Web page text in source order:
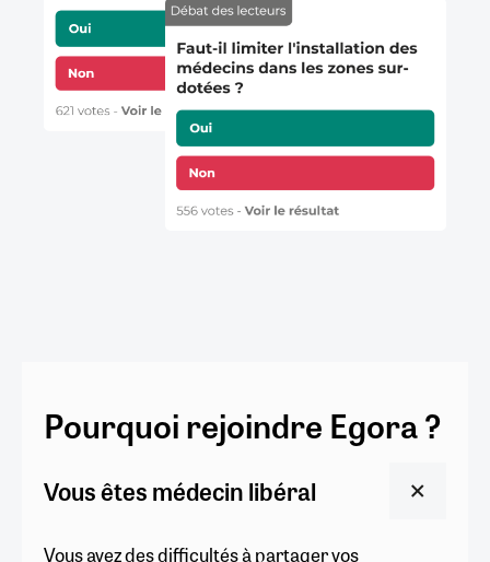
Pourquoi rejoindre Egora ?
Vous êtes médecin libéral
Vous avez des difficultés à partager vos